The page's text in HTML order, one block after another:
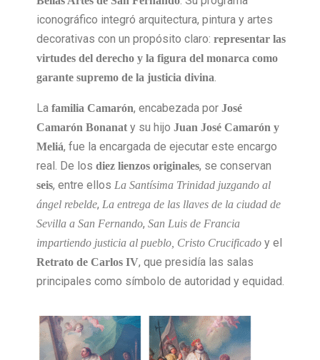
iconográfico integró arquitectura, pintura y artes
decorativas con un propósito claro: representar las
virtudes del derecho y la figura del monarca como
garante supremo de la justicia divina
La familia Camarón, encabezada por José
Camarón Bonanat y su hijo Juan José Camarón y
Meliá, fue la encargada de ejecutar este encargo
real. De los diez lienzos originales, se conservan
seis, entre ellos La Santísima Trinidad juzgando al
ángel rebelde, La entrega de las llaves de la ciudad de
Sevilla a San Fernando, San Luis de Francia
impartiendo justicia al pueblo, Cristo Crucificado y el
Retrato de Carlos IV, que presidía las salas
principales como símbolo de autoridad y equidad.